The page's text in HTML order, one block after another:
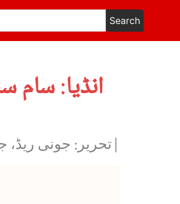
Search
انڈیا: سام
|تحریر: جونی ریڈ،